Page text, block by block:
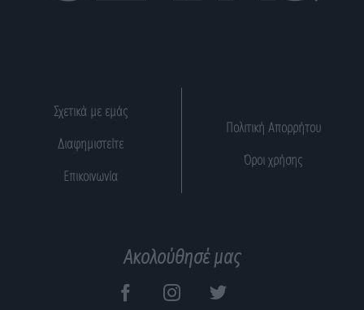
Σχετικά με εμάς
Διαφημιστείτε
Επικοινωνία
Πολιτική Απορρήτου
Όροι χρήσης
Ακολούθησέ μας